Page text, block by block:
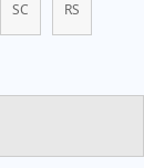
SC RS